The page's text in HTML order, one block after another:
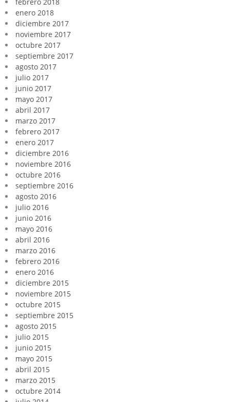
enero 2018
diciembre 2017
noviembre 2017
octubre 2017
septiembre 2017
agosto 2017
julio 2017
junio 2017
mayo 2017
abril 2017
marzo 2017
febrero 2017
enero 2017
diciembre 2016
noviembre 2016
octubre 2016
septiembre 2016
agosto 2016
julio 2016
junio 2016
mayo 2016
abril 2016
marzo 2016
febrero 2016
enero 2016
diciembre 2015
noviembre 2015
octubre 2015
septiembre 2015
agosto 2015
julio 2015
junio 2015
mayo 2015
abril 2015
marzo 2015
octubre 2014